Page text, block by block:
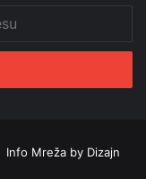
Info Mreža by Dizajn